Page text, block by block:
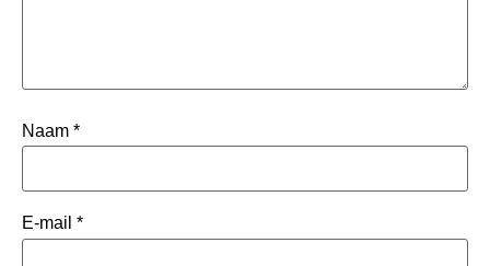
Naam *
E-mail *